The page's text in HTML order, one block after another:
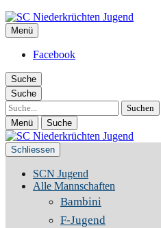
SC Niederkrüchten Jugend
Menü
Facebook
Suche
Suche
Suche
Menü Suche
Schliessen
SCN Jugend
Alle Mannschaften
Bambini
F-Jugend